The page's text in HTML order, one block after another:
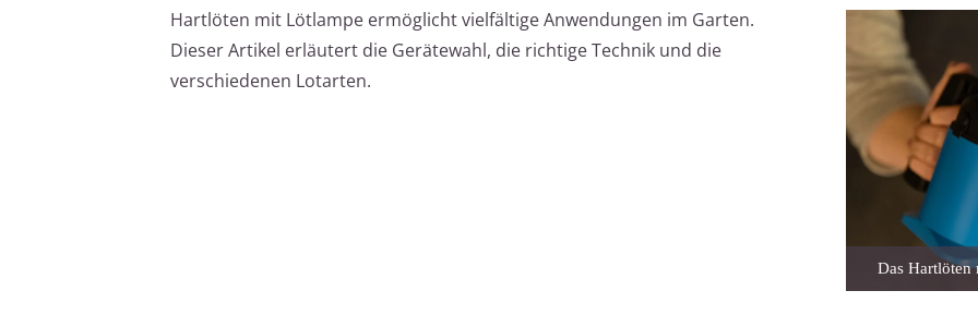
Hartlöten mit Lötlampe ermöglicht vielfältige Anwendungen im Garten.
Dieser Artikel erläutert die Gerätewahl, die richtige Technik und die
verschiedenen Lotarten.
Das Hartlöten